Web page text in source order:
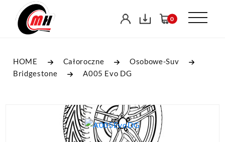
0
HOME Całoroczne
Osobowe-Suv
Bridgestone
A005 Evo DG